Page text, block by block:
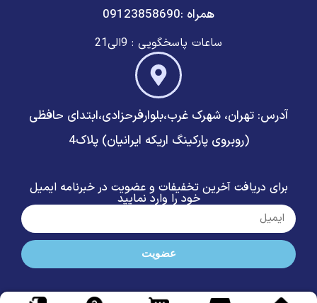
همراه :09123858690
ساعات پاسخگویی : 9الی21
آدرس: تهران، شهرک غرب،بلوارفرحزادی،ابتدای حافظی
(روبروی پارکینگ اریکه ایرانیان) پلاک4
برای دریافت آخرین تخفیفات و عضویت در خبرنامه ایمیل
خود را وارد نمایید
عضویت